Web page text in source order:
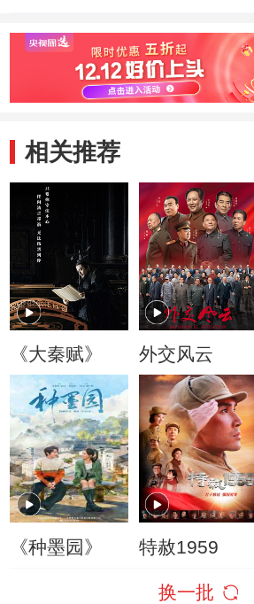
相关推荐
《大秦赋》 外交风云
《种墨园》 特赦1959
换一批